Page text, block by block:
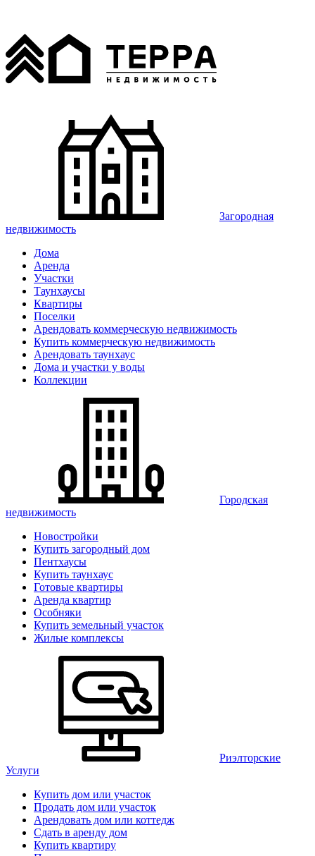
Загородная
недвижимость
Дома
Аренда
Участки
Таунхаусы
Квартиры
Поселки
Арендовать коммерческую недвижимость
Купить коммерческую недвижимость
Арендовать таунхаус
Дома и участки у воды
Коллекции
Городская
недвижимость
Новостройки
Купить загородный дом
Пентхаусы
Купить таунхаус
Готовые квартиры
Аренда квартир
Особняки
Купить земельный участок
Жилые комплексы
Риэлторские
Услуги
Купить дом или участок
Продать дом или участок
Арендовать дом или коттедж
Сдать в аренду дом
Купить квартиру